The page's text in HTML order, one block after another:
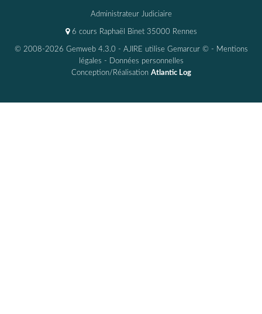
Administrateur Judiciaire
6 cours Raphaël Binet 35000 Rennes
© 2008-2026 Gemweb 4.3.0 - AJIRE utilise Gemarcur © - Mentions
légales - Données personnelles
Conception/Réalisation Atlantic Log